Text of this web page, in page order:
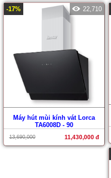
-17% 22,710
Máy hút mùi kính vát Lorca
TA6008D - 90
13,690,000 11,430,000 đ